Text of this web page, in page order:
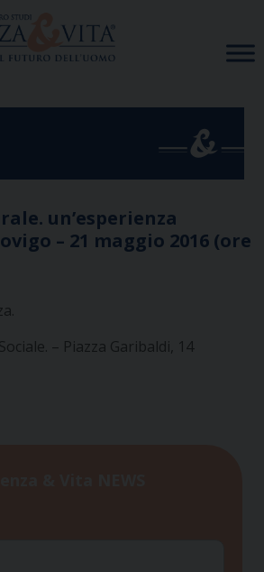
un’esperienza
– 21 maggio 2016 (ore
– Piazza Garibaldi, 14